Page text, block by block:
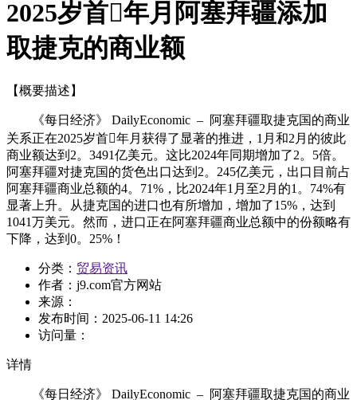
2025岁首年月阿塞拜疆添加
取捷克的商业额
【概要描述】
《每日经济》 DailyEconomic – 阿塞拜疆取捷克国的商业
关系正在2025岁首年月获得了显著的推进，1月和2月的彼此
商业额达到2。3491亿美元。这比2024年同期增加了2。5倍。
阿塞拜疆对捷克国的货色出口达到2。245亿美元，出口目前占
阿塞拜疆商业总额的4。71%，比2024年1月至2月的1。74%有
显著上升。从捷克国的进口也有所增加，增加了15%，达到
1041万美元。然而，进口正在阿塞拜疆商业总额中的份额略有
下降，达到0。25%！
分类： 贸易资讯
作者： j9.com官方网站
来源：
发布时间： 2025-06-11 14:26
访问量：
详情
《每日经济》 DailyEconomic – 阿塞拜疆取捷克国的商业